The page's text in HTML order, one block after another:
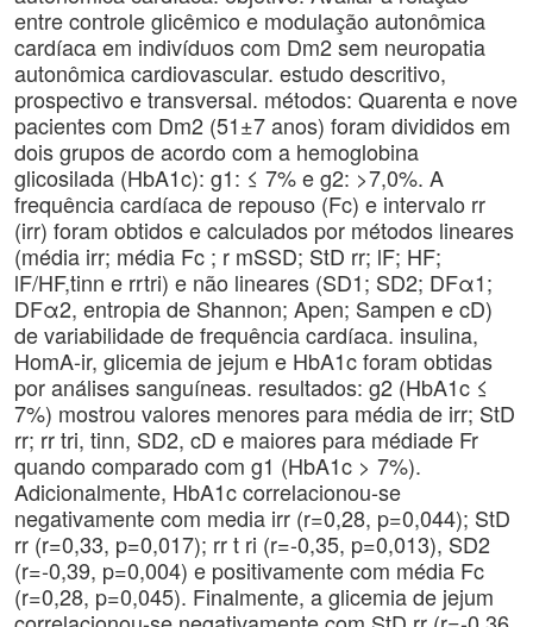
entre controle glicêmico e modulação autonômica
cardíaca em indivíduos com Dm2 sem neuropatia
autonômica cardiovascular. estudo descritivo,
prospectivo e transversal. métodos: Quarenta e nove
pacientes com Dm2 (51±7 anos) foram divididos em
dois grupos de acordo com a hemoglobina
glicosilada (HbA1c): g1: ≤ 7% e g2: >7,0%. A
frequência cardíaca de repouso (Fc) e intervalo rr
(irr) foram obtidos e calculados por métodos lineares
(média irr; média Fc ; r mSSD; StD rr; lF; HF;
lF/HF,tinn e rrtri) e não lineares (SD1; SD2; DFα1;
DFα2, entropia de Shannon; Apen; Sampen e cD)
de variabilidade de frequência cardíaca. insulina,
HomA-ir, glicemia de jejum e HbA1c foram obtidas
por análises sanguíneas. resultados: g2 (HbA1c ≤
7%) mostrou valores menores para média de irr; StD
rr; rr tri, tinn, SD2, cD e maiores para médiade Fr
quando comparado com g1 (HbA1c > 7%).
Adicionalmente, HbA1c correlacionou-se
negativamente com media irr (r=0,28, p=0,044); StD
rr (r=0,33, p=0,017); rr t ri (r=-0,35, p=0,013), SD2
(r=-0,39, p=0,004) e positivamente com média Fc
(r=0,28, p=0,045). Finalmente, a glicemia de jejum